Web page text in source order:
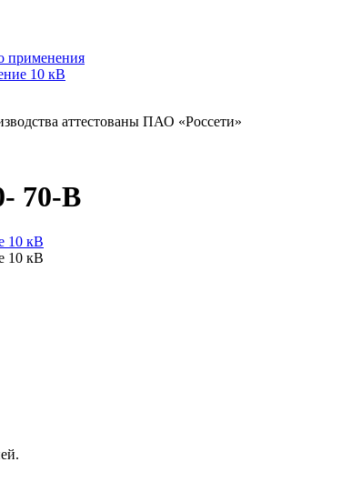
применения
10 кВ
аттестованы ПАО «Россети»
70-В